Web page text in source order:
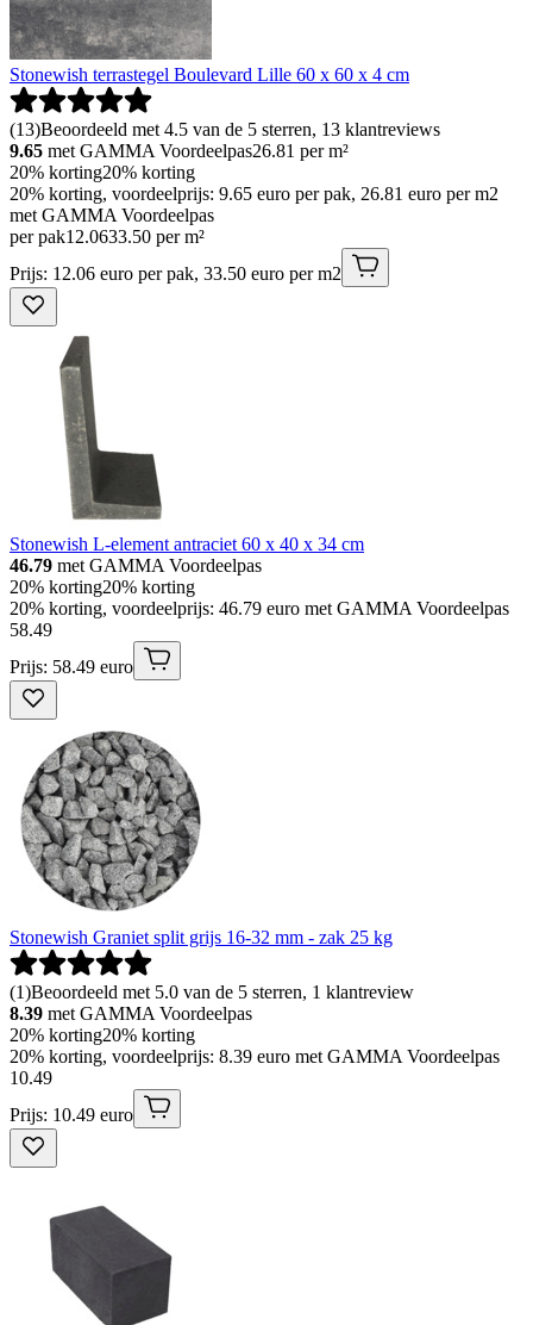
Stonewish terrastegel Boulevard Lille 60 x 60 x 4 cm
(13)Beoordeeld met 4.5 van de 5 sterren, 13 klantreviews
9.65 met GAMMA Voordeelpas26.81 per m²
20% korting20% korting
20% korting, voordeelprijs: 9.65 euro per pak, 26.81 euro per m2
met GAMMA Voordeelpas
per pak12.0633.50 per m²
Prijs: 12.06 euro per pak, 33.50 euro per m2
Stonewish L-element antraciet 60 x 40 x 34 cm
46.79 met GAMMA Voordeelpas
20% korting20% korting
20% korting, voordeelprijs: 46.79 euro met GAMMA Voordeelpas
58.49
Prijs: 58.49 euro
Stonewish Graniet split grijs 16-32 mm - zak 25 kg
(1)Beoordeeld met 5.0 van de 5 sterren, 1 klantreview
8.39 met GAMMA Voordeelpas
20% korting20% korting
20% korting, voordeelprijs: 8.39 euro met GAMMA Voordeelpas
10.49
Prijs: 10.49 euro